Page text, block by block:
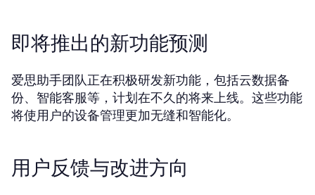
即将推出的新功能预测
爱思助手团队正在积极研发新功能，包括云数据备
份、智能客服等，计划在不久的将来上线。这些功能
将使用户的设备管理更加无缝和智能化。
用户反馈与改进方向